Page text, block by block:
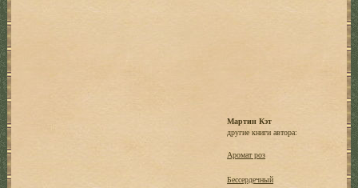
Мартин Кэт
другие книги автора:
Аромат роз
Бессердечный